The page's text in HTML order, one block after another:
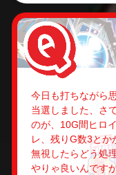
今日も打ちながら
当選しました、さ
のが、10G間ヒロ
レ、残りG数3と
無視したらどう処
やりゃ良いんです